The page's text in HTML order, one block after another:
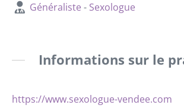
Généraliste - Sexologue
Informations sur le
https://www.sexologue-vendee.com